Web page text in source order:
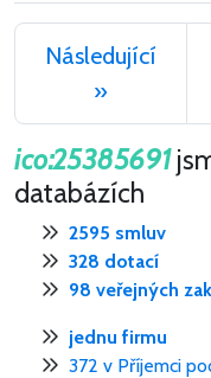
Následující
»
ico:25385691
databázích
2595 smluv
328 dotací
98 veřejných
jednu firmu
372 v Příjemci